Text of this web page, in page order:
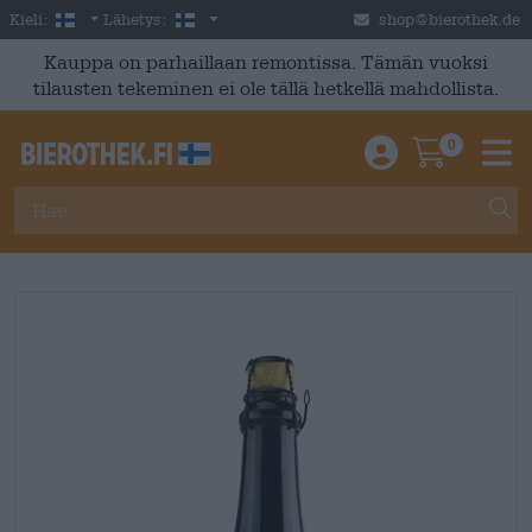
Skip to main content
Kieli: Finnish
Lähetys: Suomi shop@bierothek.de
Kauppa on parhaillaan remontissa. Tämän vuoksi
tilausten tekeminen ei ole tällä hetkellä mahdollista.
Einloggen /
0